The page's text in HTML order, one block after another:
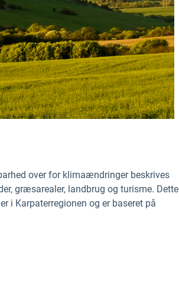
over for klimaændringer beskrives
græsarealer, landbrug og turisme. Dette
i Karpaterregionen og er baseret på